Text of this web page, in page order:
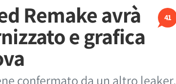
41
Remake avrà
e grafica
confermato da un altro leaker,